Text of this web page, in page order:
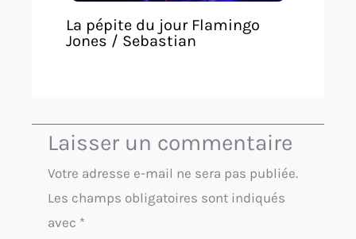
La pépite du jour Flamingo
Jones / Sebastian
Laisser un commentaire
Votre adresse e-mail ne sera pas publiée.
Les champs obligatoires sont indiqués
avec *